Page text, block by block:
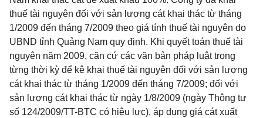
thuế tài nguyên đối với sản lượng cát khai thác từ tháng
1/2009 đến tháng 7/2009 theo giá tính thuế tài nguyên do
UBND tỉnh Quảng Nam quy định. Khi quyết toán thuế tài
nguyên năm 2009, căn cứ các văn bản pháp luật trong
từng thời kỳ để kê khai thuế tài nguyên đối với sản lượng
cát khai thác từ tháng 1/2009 đến tháng 7/2009; đối với
sản lượng cát khai thác từ ngày 1/8/2009 (ngày Thông tư
số 124/2009/TT-BTC có hiệu lực), áp dụng giá cát xuất